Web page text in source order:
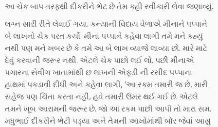
આ ચેક બાપ તરફથી દીકરીને ભેટ છે તેમ કહી સ્વીકારી લેવા જણાવ્યું.
લગ્ન સારી રીતે લેવાઈ ગયા. કન્યાની વિદાય વેળાએ મીનાને પપ્પાને
બે લાખનો ચેક પરત કર્યો. મીના પપ્પાને કહેવા લાગી તમે મને કહ્યું
નથી પણ મને ખબર છે કે તમે આ બે લાખ વ્યાજે લાવ્યા છો. મારે માટે
દેવું કરવાની જરૂર નથી. એટલે ચેક પાછો લઈ લો. પછી મીનાએ
પગારના સેવીંગ ખાતામાંથી છ લાખની એફડી ની રસીદ પપ્પાના
હાથમાં પકડાવી દીધી અને કહેવા લાગી, ‘આ રકમ તમારી જ છે, મારી
સહેજ પણ ચિંતા કરતા નહીં, હવે તમારી ઉંમર થઈ ગઈ છે. એટલે
તમને ખૂબ આરામની જરૂર છે. જો આ રકમ પાછી આપી તો મારા સમ.
મધુભાઈ દીકરીને ભેટી પડ્યા અને તેમની આંખોમાંથી બોર જેવાં આસું